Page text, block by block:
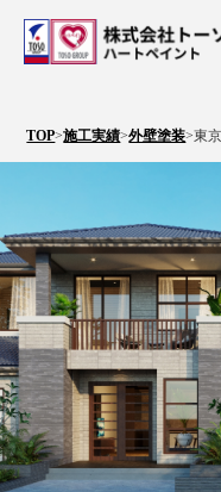
TOP>施工実績>外壁塗装>東